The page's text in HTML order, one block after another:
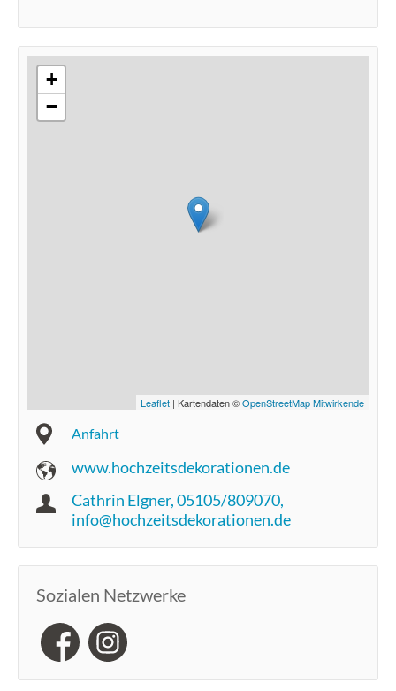
+
−
Leaflet | Kartendaten ©OpenStreetMap Mitwirkende
Anfahrt
www.hochzeitsdekorationen.de
Cathrin Elgner, 05105/809070,
info@hochzeitsdekorationen.de
Sozialen Netzwerke